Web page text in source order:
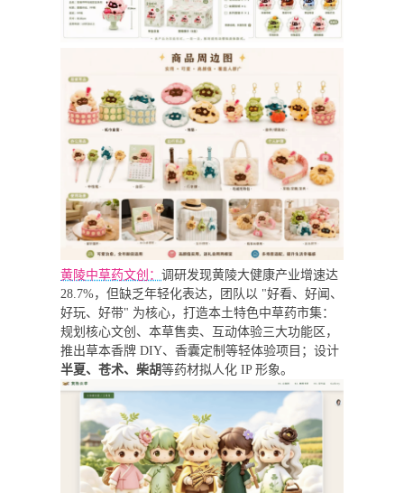
黄陵中草药文创：调研发现黄陵大健康产业增速达
28.7%，但缺乏年轻化表达，团队以 "好看、好闻、
好玩、好带" 为核心，打造本土特色中草药市集：
规划核心文创、本草售卖、互动体验三大功能区，
推出草本香牌 DIY、香囊定制等轻体验项目；设计
半夏、苍术、柴胡等药材拟人化 IP 形象。